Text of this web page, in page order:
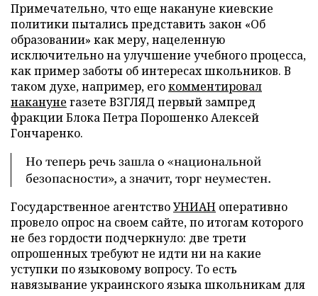
Примечательно, что еще накануне киевские
политики пытались представить закон «Об
образовании» как меру, нацеленную
исключительно на улучшение учебного процесса,
как пример заботы об интересах школьников. В
таком духе, например, егокомментировал
накануне газете ВЗГЛЯД первый зампред
фракции Блока Петра Порошенко Алексей
Гончаренко.
Но теперь речь зашла о «национальной
безопасности», а значит, торг неуместен.
Государственное агентствоУНИАН оперативно
провело опрос на своем сайте, по итогам которого
не без гордости подчеркнуло: две трети
опрошенных требуют не идти ни на какие
уступки по языковому вопросу. То есть
навязывание украинского языка школьникам для